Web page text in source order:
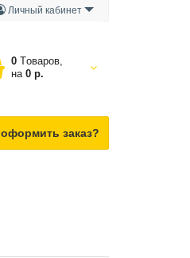
Личный кабинет
0 Tоваров,
на
0 р.
оформить заказ?